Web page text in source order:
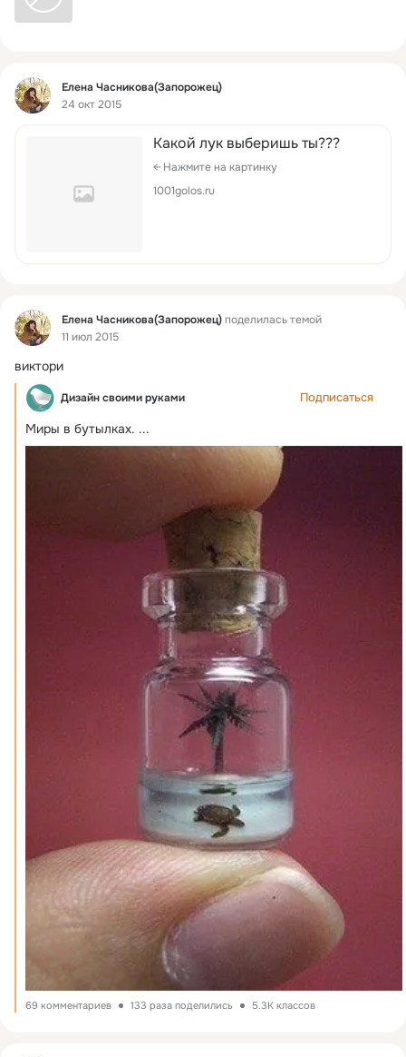
Фид
Елена Часникова(Запорожец)
24 окт 2015
Какой лук выберишь ты???
← Нажмите на картинку
1001golos.ru
Фид Елена Часникова(Запорожец)поделилась темой
11 июл 2015
виктори
Дизайн своими руками Подписаться
Миры в бутылках. ...
69 комментариев 133 раза поделились 5.3K классов